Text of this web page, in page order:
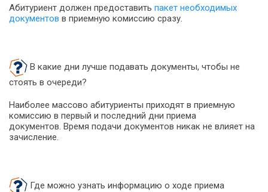
Абитуриент должен предоставить пакет необходимых
документов в приемную комиссию сразу.
В какие дни лучше подавать документы, чтобы не
стоять в очереди?
Наиболее массово абитуриенты приходят в приемную
комиссию в первый и последний дни приема
документов. Время подачи документов никак не влияет на
зачисление.
Где можно узнать информацию о ходе приема